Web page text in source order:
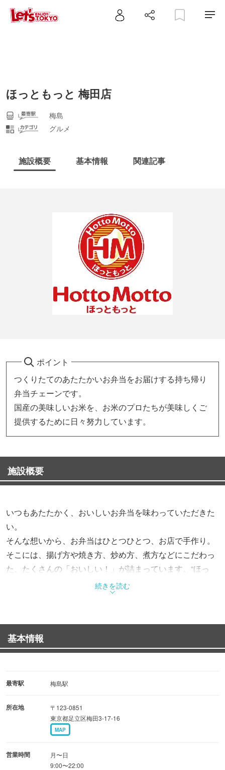
ほっともっと 梅田店
梅島
グルメ
施設概要 基本情報 関連記事
ポイント
つくりたてのあたたかいお弁当をお届けする持ち帰り
弁当チェーンです。
国産の美味しいお米を、お米のプロたちが美味しくご
提供するために日々努力しています。
施設概要
いつもあたたかく、おいしいお弁当を味わっていただきた
い。
そんな想いから、お弁当はひとつひとつ、お店で手作り。
そこには、揚げ方や焼き方、炒め方、煮方などにこだわっ
た、たくさんの「おいしい！」が詰まっています。“ほっ
と”できるお弁当で、“もっと”お客様を笑顔にする。これか
らも、そんなお弁当をお届けします。
続きを読む
基本情報
最寄駅 梅島駅
所在地
〒123-0851
東京都足立区梅田3-17-16
MAP
営業時間
月〜日
9:00〜22:00